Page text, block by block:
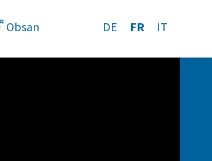
Obsan DE FR IT